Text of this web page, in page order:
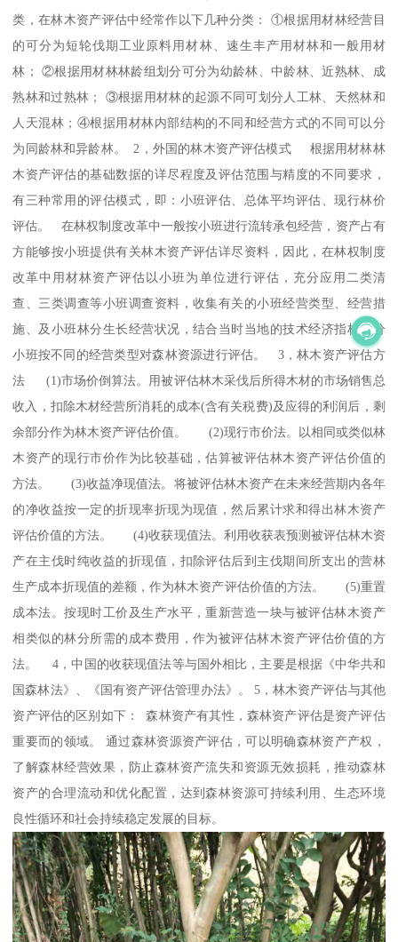
类，在林木资产评估中经常作以下几种分类： ①根据用材林经营目
的可分为短轮伐期工业原料用材林、速生丰产用材林和一般用材
林； ②根据用材林林龄组划分可分为幼龄林、中龄林、近熟林、成
熟林和过熟林； ③根据用材林的起源不同可划分人工林、天然林和
人天混林；④根据用材林内部结构的不同和经营方式的不同可以分
为同龄林和异龄林。 2，外国的林木资产评估模式 根据用材林林
木资产评估的基础数据的详尽程度及评估范围与精度的不同要求，
有三种常用的评估模式，即：小班评估、总体平均评估、现行林价
评估。 在林权制度改革中一般按小班进行流转承包经营，资产占有
方能够按小班提供有关林木资产评估详尽资料，因此，在林权制度
改革中用材林资产评估以小班为单位进行评估，充分应用二类清
查、三类调查等小班调查资料，收集有关的小班经营类型、经营措
施、及小班林分生长经营状况，结合当时当地的技术经济指标，分
小班按不同的经营类型对森林资源进行评估。 3，林木资产评估方
法 (1)市场价倒算法。用被评估林木采伐后所得木材的市场销售总
收入，扣除木材经营所消耗的成本(含有关税费)及应得的利润后，剩
余部分作为林木资产评估价值。 (2)现行市价法。以相同或类似林
木资产的现行市价作为比较基础，估算被评估林木资产评估价值的
方法。 (3)收益净现值法。将被评估林木资产在未来经营期内各年
的净收益按一定的折现率折现为现值，然后累计求和得出林木资产
评估价值的方法。 (4)收获现值法。利用收获表预测被评估林木资
产在主伐时纯收益的折现值，扣除评估后到主伐期间所支出的营林
生产成本折现值的差额，作为林木资产评估价值的方法。 (5)重置
成本法。按现时工价及生产水平，重新营造一块与被评估林木资产
相类似的林分所需的成本费用，作为被评估林木资产评估价值的方
法。 4，中国的收获现值法等与国外相比，主要是根据《中华共和
国森林法》、《国有资产评估管理办法》。 5，林木资产评估与其他
资产评估的区别如下： 森林资产有其性，森林资产评估是资产评估
重要而的领域。 通过森林资源资产评估，可以明确森林资产产权，
了解森林经营效果，防止森林资产流失和资源无效损耗，推动森林
资产的合理流动和优化配置，达到森林资源可持续利用、生态环境
良性循环和社会持续稳定发展的目标。